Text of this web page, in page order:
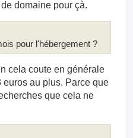
domaine pour çà.
pour l'hébergement ?
cela coute en générale
euros au plus. Parce que
que cela ne